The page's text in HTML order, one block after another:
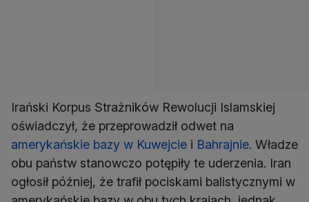
Irański Korpus Strażników Rewolucji Islamskiej
oświadczył, że przeprowadził odwet na
amerykańskie bazy w Kuwejcie i Bahrajnie. Władze
obu państw stanowczo potępiły te uderzenia. Iran
ogłosił później, że trafił pociskami balistycznymi w